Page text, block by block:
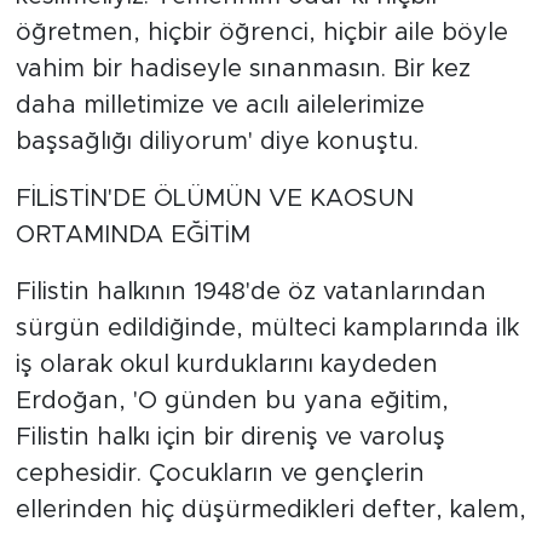
öğretmen, hiçbir öğrenci, hiçbir aile böyle
vahim bir hadiseyle sınanmasın. Bir kez
daha milletimize ve acılı ailelerimize
başsağlığı diliyorum' diye konuştu.
FİLİSTİN'DE ÖLÜMÜN VE KAOSUN
ORTAMINDA EĞİTİM
Filistin halkının 1948'de öz vatanlarından
sürgün edildiğinde, mülteci kamplarında ilk
iş olarak okul kurduklarını kaydeden
Erdoğan, 'O günden bu yana eğitim,
Filistin halkı için bir direniş ve varoluş
cephesidir. Çocukların ve gençlerin
ellerinden hiç düşürmedikleri defter, kalem,